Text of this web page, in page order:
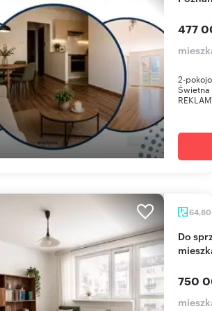
477
2-
Świetna
64,80
Do sprzedania przestronne 3-pokojowe
750